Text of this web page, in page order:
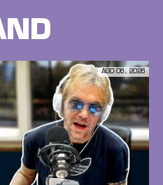
AGO 06, 2026